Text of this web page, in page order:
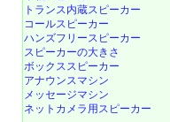
トランス内蔵スピーカー
コールスピーカー
ハンズフリースピーカー
スピーカーの大きさ
ボックススピーカー
アナウンスマシン
メッセージマシン
ネットカメラ用スピーカー